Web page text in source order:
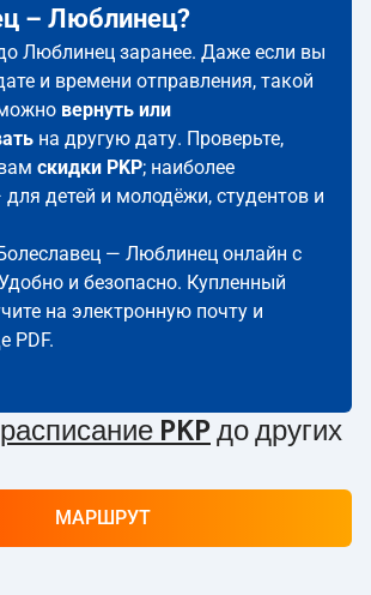
– Люблинец?
Люблинец заранее. Даже если вы
и времени отправления, такой
вернуть или
на другую дату. Проверьте,
скидки PKP; наиболее
детей и молодёжи, студентов и
— Люблинец онлайн с
и безопасно. Купленный
на электронную почту и
PDF.
расписание PKP до других
МАРШРУТ